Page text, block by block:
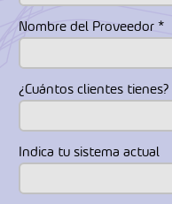
Nombre del Proveedor *
¿Cuántos clientes tienes?
Indica tu sistema actual